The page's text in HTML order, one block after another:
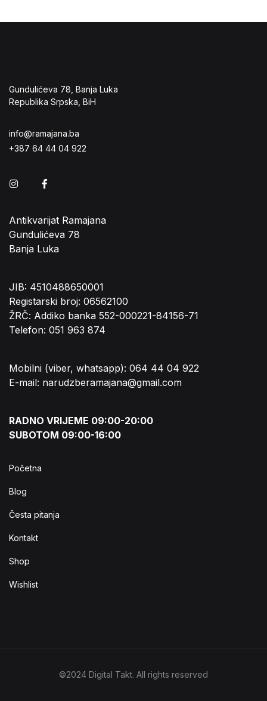
Gundulićeva 78, Banja Luka
Republika Srpska, BiH
info@ramajana.ba
+387 64 44 04 922
Instagram
Antikvarijat Ramajana
Gundulićeva 78
Banja Luka
JIB: 4510488650001
Registarski broj: 06562100
ŽRČ: Addiko banka 552-000221-84156-71
Telefon: 051 963 874
Mobilni (viber, whatsapp): 064 44 04 922
E-mail: narudzberamajana@gmail.com
RADNO VRIJEME 09:00-20:00
SUBOTOM 09:00-16:00
Početna
Blog
Česta pitanja
Kontakt
Shop
Wishlist
©2024 Digital Takt. All rights reserved